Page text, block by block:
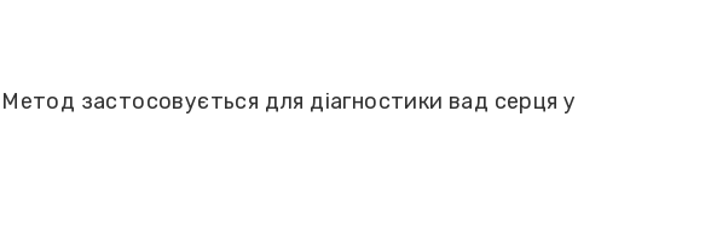
застосовується для діагностики вад серця у